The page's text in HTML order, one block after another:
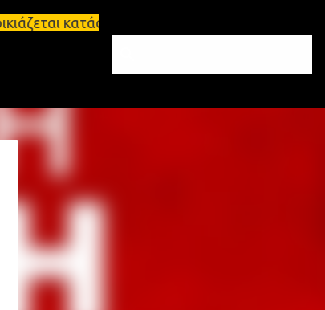
κατάστημα 134 τ.μ, με υπόγειο 124τ.μ